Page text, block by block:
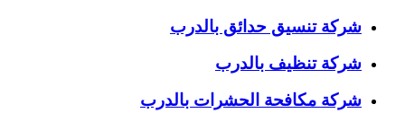
شركة تنسيق حدائق بالدرب
شركة تنظيف بالدرب
شركة مكافحة الحشرات بالدرب